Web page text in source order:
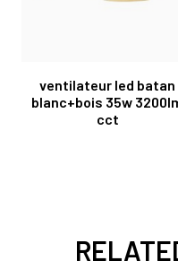
ventilateur led batan
blanc+bois 35w
cct